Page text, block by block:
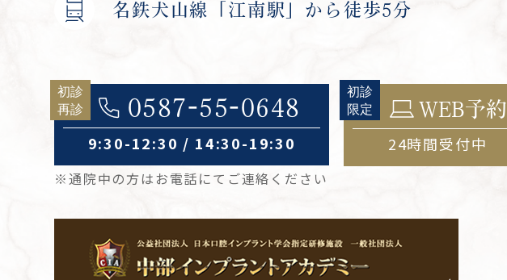
名鉄犬山線「江南駅」から徒歩5分
0587-55-0648
9:30-12:30 / 14:30-19:30
※通院中の方はお電話にてご連絡ください
WEB予約
24時間受付中